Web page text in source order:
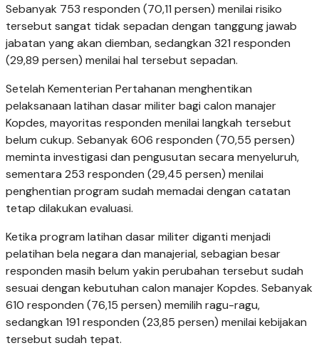
Sebanyak 753 responden (70,11 persen) menilai risiko
tersebut sangat tidak sepadan dengan tanggung jawab
jabatan yang akan diemban, sedangkan 321 responden
(29,89 persen) menilai hal tersebut sepadan.
Setelah Kementerian Pertahanan menghentikan
pelaksanaan latihan dasar militer bagi calon manajer
Kopdes, mayoritas responden menilai langkah tersebut
belum cukup. Sebanyak 606 responden (70,55 persen)
meminta investigasi dan pengusutan secara menyeluruh,
sementara 253 responden (29,45 persen) menilai
penghentian program sudah memadai dengan catatan
tetap dilakukan evaluasi.
Ketika program latihan dasar militer diganti menjadi
pelatihan bela negara dan manajerial, sebagian besar
responden masih belum yakin perubahan tersebut sudah
sesuai dengan kebutuhan calon manajer Kopdes. Sebanyak
610 responden (76,15 persen) memilih ragu-ragu,
sedangkan 191 responden (23,85 persen) menilai kebijakan
tersebut sudah tepat.